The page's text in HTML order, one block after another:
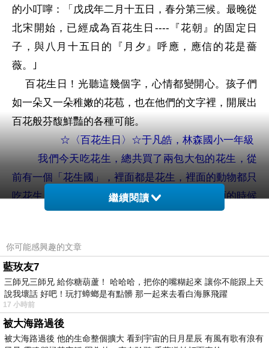
的小叮嚀：「戊戌年二月十五日，春分第三候。最晚從
北宋開始，已經成為百花生日 ---- 『花朝』的固定日
子，與八月十五日的『月夕』呼應，應信的花是薔
薇。｣
百花生日！光聽這幾個字，心情都變開心。孩子們
如一朵又一朵稚嫩的花苞，也在他們的文字裡，開展出
百花般芬馥鮮豔的各種可能。
☆〈百花生日〉☆于凡皓，林森國小一年級
我們今天吃花生，總共買了兩包大包的花生，從
前有一個「花生國」，裡面都是花生，裡面的動物都只
吃花生，連穿山甲的麟片都是花生做的，等下雨的時候
就會變成花生。
小花呀小花，在春天為自己許個願望，杜鵑花媽
媽唱著，今天是小花的生日，也是每一朵花的生日。
花的生日就是要爬出自己的棉被，伸個懶腰，讓
自己的花瓣盛開，每一朵小花都會在同一種季節盛開，
和蝴蝶、蜜蜂一起跳舞，和大樹爺爺作伴。
社區空地被我們清理乾淨，插上一條條竹竿，邀
繼續閱讀
你可能感興趣的文章
藍玫友7
三師兄三師兄 給你糖葫蘆！ 哈哈哈，把你的嘴糊起來 讓你不能跟上天
說我壞話 好吧！玩打蟑螂是有點髒 那一起來去看白海豚飛躍
17 小時前
被大海路過後
被大海路過後 他的生命整個擴大 看到宇宙的日月星辰 有風有歌有浪有